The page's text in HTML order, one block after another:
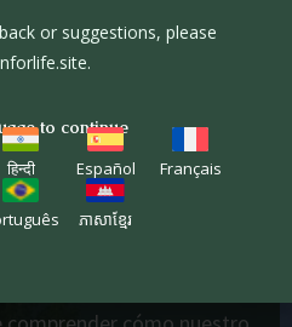
un huerto COMUNITARIO
única al organizar una
es que es un curso, NO un
Un curso da dirección,
El objetivo es seguir los
NO discutir sobre qué
agricultores y jardineros, a
se interpone en el
or suggestions, please
to continue
हिन्दी Español Français
ភាសាខ្មែរ